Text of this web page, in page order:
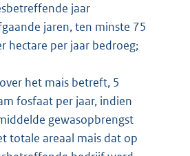
jaar
jaren, ten minste 75
hectare per jaar bedroeg;
het mais betreft, 5
fosfaat per jaar, indien
gewasopbrengst
totale areaal mais dat op